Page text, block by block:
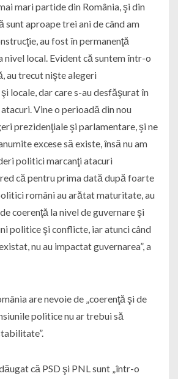
mari partide din România, şi din
sunt aproape trei ani de când am
au fost în permanenţă
nivel local. Evident că suntem într-o
au trecut nişte alegeri
locale, dar care s-au desfăşurat în
Vine o perioadă din nou
prezidenţiale şi parlamentare, şi ne
excese să existe, însă nu am
politici marcanţi atacuri
că pentru prima dată după foarte
români au arătat maturitate, au
coerenţă la nivel de guvernare şi
politice şi conflicte, iar atunci când
nu au impactat guvernarea”, a
are nevoie de „coerenţă şi de
politice nu ar trebui să
că PSD şi PNL sunt „într-o